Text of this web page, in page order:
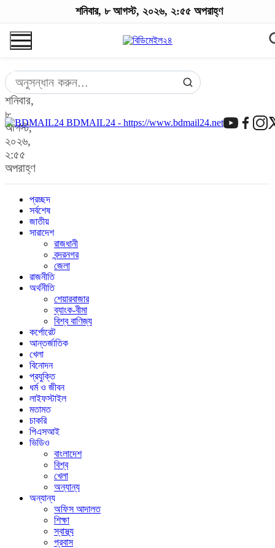
শনিবার,
৮
আগস্ট,
২০২৬,
২:৫৫
অপরাহ্ণ
BDMAIL24 - https://www.bdmail24.net
প্রচ্ছদ
সর্বশেষ
জাতীয়
সারাদেশ
রাজধানী
বন্দরনগর
জেলা
রাজনীতি
অর্থনীতি
শেয়ারবাজার
ব্যাংক-বীমা
বিশ্ব বাণিজ্য
কর্পোরেট
আন্তর্জাতিক
খেলা
বিনোদন
প্রযুক্তি
ধর্ম ও জীবন
লাইফস্টাইল
মতামত
চাকরি
পিএসআই
ভিডিও
বাংলাদেশ
বিশ্ব
খেলা
অন্যান্য
অন্যান্য
অফিস আদালত
শিক্ষা
স্বাস্থ্য
প্রবাস
শনিবার, ৮ আগস্ট, ২০২৬, ২:৫৫ অপরাহ্ণ